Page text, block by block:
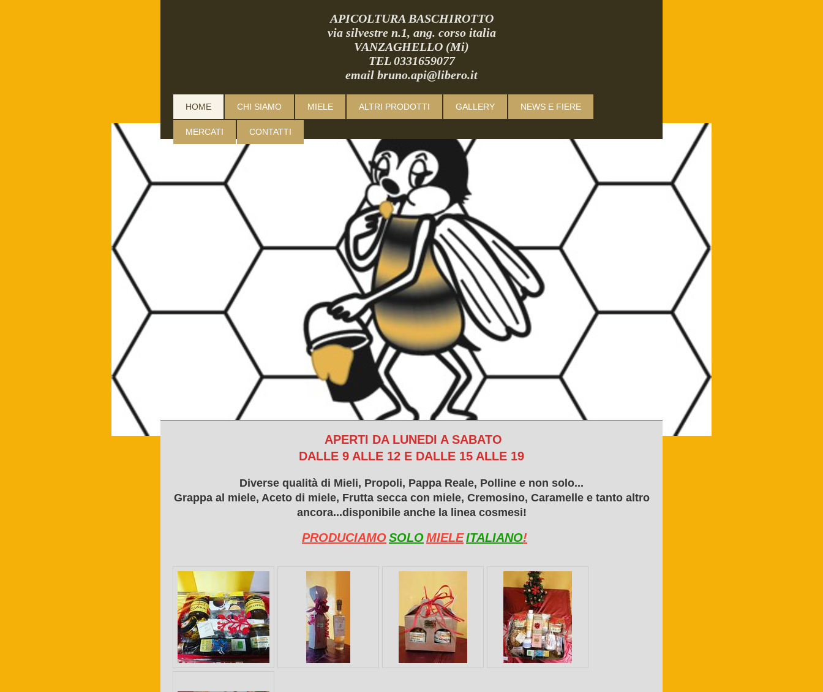
APICOLTURA BASCHIROTTO
via silvestre n.1, ang. corso italia
VANZAGHELLO (Mi)
TEL 0331659077
email bruno.api@libero.it
HOME CHI SIAMO MIELE ALTRI PRODOTTI GALLERY NEWS E FIERE
MERCATI CONTATTI
APERTI DA LUNEDI A SABATO
DALLE 9 ALLE 12 E DALLE 15 ALLE 19
Diverse qualità di Mieli, Propoli, Pappa Reale, Polline e non solo...
Grappa al miele, Aceto di miele, Frutta secca con miele, Cremosino, Caramelle e tanto altro
ancora...disponibile anche la linea cosmesi!
PRODUCIAMOSOLOMIELEITALIANO!